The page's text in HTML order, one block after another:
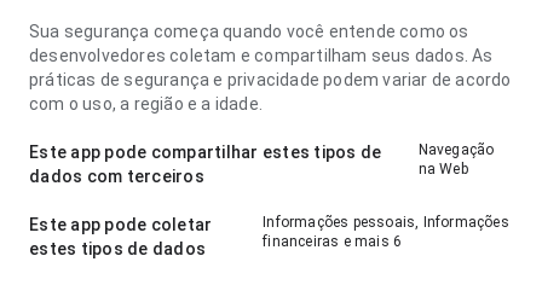
Sua segurança começa quando você entende como os
desenvolvedores coletam e compartilham seus dados. As
práticas de segurança e privacidade podem variar de acordo
com o uso, a região e a idade.
Este app pode compartilhar estes tipos de
dados com terceiros
Navegação
na Web
Este app pode coletar
estes tipos de dados
Informações pessoais, Informações
financeiras e mais 6